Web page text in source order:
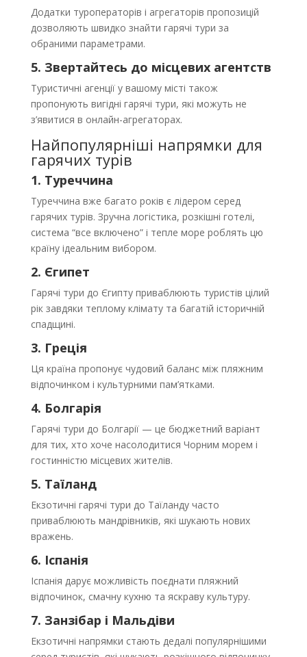
Додатки туроператорів і агрегаторів пропозицій
дозволяють швидко знайти гарячі тури за
обраними параметрами.
5. Звертайтесь до місцевих агентств
Туристичні агенції у вашому місті також
пропонують вигідні гарячі тури, які можуть не
з’явитися в онлайн-агрегаторах.
Найпопулярніші напрямки для
гарячих турів
1. Туреччина
Туреччина вже багато років є лідером серед
гарячих турів. Зручна логістика, розкішні готелі,
система “все включено” і тепле море роблять цю
країну ідеальним вибором.
2. Єгипет
Гарячі тури до Єгипту приваблюють туристів цілий
рік завдяки теплому клімату та багатій історичній
спадщині.
3. Греція
Ця країна пропонує чудовий баланс між пляжним
відпочинком і культурними пам’ятками.
4. Болгарія
Гарячі тури до Болгарії — це бюджетний варіант
для тих, хто хоче насолодитися Чорним морем і
гостинністю місцевих жителів.
5. Таїланд
Екзотичні гарячі тури до Таїланду часто
приваблюють мандрівників, які шукають нових
вражень.
6. Іспанія
Іспанія дарує можливість поєднати пляжний
відпочинок, смачну кухню та яскраву культуру.
7. Занзібар і Мальдіви
Екзотичні напрямки стають дедалі популярнішими